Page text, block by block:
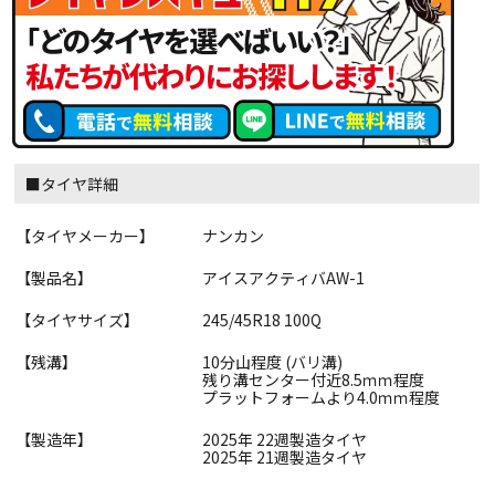
■タイヤ詳細
【タイヤメーカー】
ナンカン
【製品名】
アイスアクティバAW-1
【タイヤサイズ】
245/45R18 100Q
【残溝】
10分山程度 (バリ溝)
残り溝センター付近8.5ｍｍ程度
プラットフォームより4.0ｍｍ程度
【製造年】
2025年 22週製造タイヤ
2025年 21週製造タイヤ